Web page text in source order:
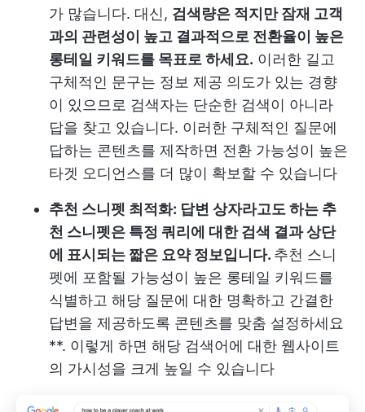
가 많습니다. 대신, 검색량은 적지만 잠재 고객
과의 관련성이 높고 결과적으로 전환율이 높은
롱테일 키워드를 목표로 하세요. 이러한 길고
구체적인 문구는 정보 제공 의도가 있는 경향
이 있으므로 검색자는 단순한 검색이 아니라
답을 찾고 있습니다. 이러한 구체적인 질문에
답하는 콘텐츠를 제작하면 전환 가능성이 높은
타겟 오디언스를 더 많이 확보할 수 있습니다
추천 스니펫 최적화: 답변 상자라고도 하는 추
천 스니펫은 특정 쿼리에 대한 검색 결과 상단
에 표시되는 짧은 요약 정보입니다. 추천 스니
펫에 포함될 가능성이 높은 롱테일 키워드를
식별하고 해당 질문에 대한 명확하고 간결한
답변을 제공하도록 콘텐츠를 맞춤 설정하세요
**. 이렇게 하면 해당 검색어에 대한 웹사이트
의 가시성을 크게 높일 수 있습니다